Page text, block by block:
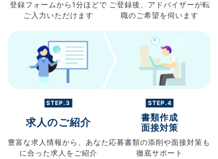
登録フォームから 1分ほどで
ご入力 いただけます
ご登録後、 アドバイザーが転
職のご希望を伺います
STEP.3
求人のご紹介
豊富な求人情報から、 あなた
に合った求人を ご紹介
STEP.4
書類作成
面接対策
応募書類の添削や面接対策も
徹底サポート